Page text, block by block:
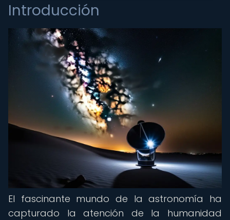
Introducción
El fascinante mundo de la astronomía ha
capturado la atención de la humanidad